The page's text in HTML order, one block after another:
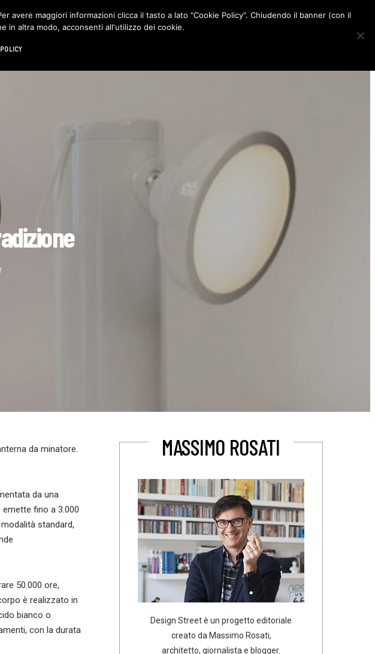
CHI SIAMO CONTATTI
o
g
r
d
da minatore.
da una
fino a 3.000
standard,
50.000 ore,
è realizzato in
bianco o
con la durata
MASSIMO ROSATI
Design Street è un progetto editoriale
creato da Massimo Rosati,
architetto, giornalista e blogger.
maggiori informazioni clicca il tasto a lato "Cookie Policy". Chiudendo il banner (con il
in altra modo, acconsenti all'utilizzo dei cookie.